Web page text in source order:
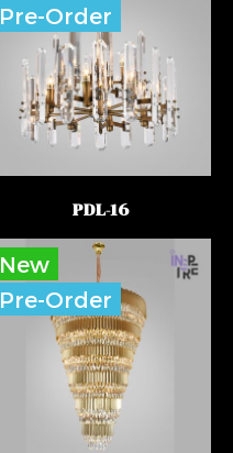
Pre-Order
PDL-16
New
Pre-Order